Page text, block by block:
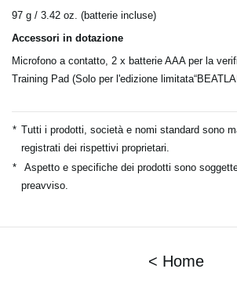
97 g / 3.42 oz. (batterie incluse)
Accessori in dotazione
Microfono a contatto, 2 x batterie AAA per la
Training Pad (Solo per l'edizione
* Tutti i prodotti, società e nomi standard sono
registrati dei rispettivi proprietari.
*
Aspetto e specifiche dei prodotti sono
preavviso.
< Home